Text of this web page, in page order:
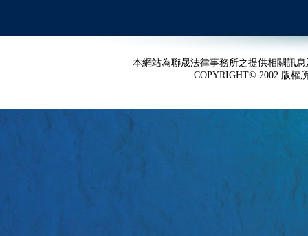
本網站為聯晟法律事務所之提供相關訊
COPYRIGHT© 2002 版權